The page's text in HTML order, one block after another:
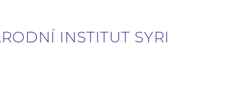
INSTITUT SYRI